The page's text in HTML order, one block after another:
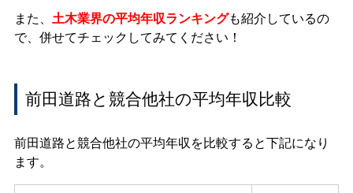
また、 土木業界の平均年収ランキングも紹介しているの
で、併せてチェックしてみてください！
前田道路と競合他社の平均年収比較
前田道路と競合他社の平均年収を比較すると下記になり
ます。